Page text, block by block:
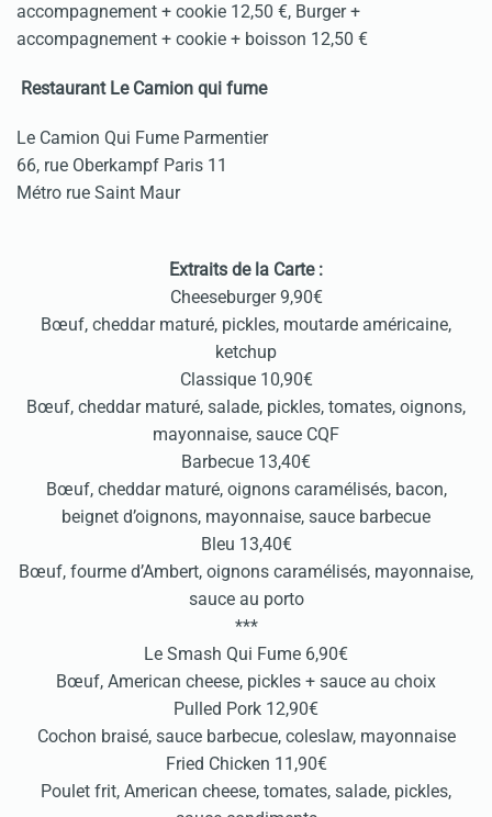
accompagnement + cookie 12,50 €, Burger +
accompagnement + cookie + boisson 12,50 €
Restaurant Le Camion qui fume
Le Camion Qui Fume Parmentier
66, rue Oberkampf Paris 11
Métro rue Saint Maur
Extraits de la Carte :
Cheeseburger 9,90€
Bœuf, cheddar maturé, pickles, moutarde américaine,
ketchup
Classique 10,90€
Bœuf, cheddar maturé, salade, pickles, tomates, oignons,
mayonnaise, sauce CQF
Barbecue 13,40€
Bœuf, cheddar maturé, oignons caramélisés, bacon,
beignet d’oignons, mayonnaise, sauce barbecue
Bleu 13,40€
Bœuf, fourme d’Ambert, oignons caramélisés, mayonnaise,
sauce au porto
***
Le Smash Qui Fume 6,90€
Bœuf, American cheese, pickles + sauce au choix
Pulled Pork 12,90€
Cochon braisé, sauce barbecue, coleslaw, mayonnaise
Fried Chicken 11,90€
Poulet frit, American cheese, tomates, salade, pickles,